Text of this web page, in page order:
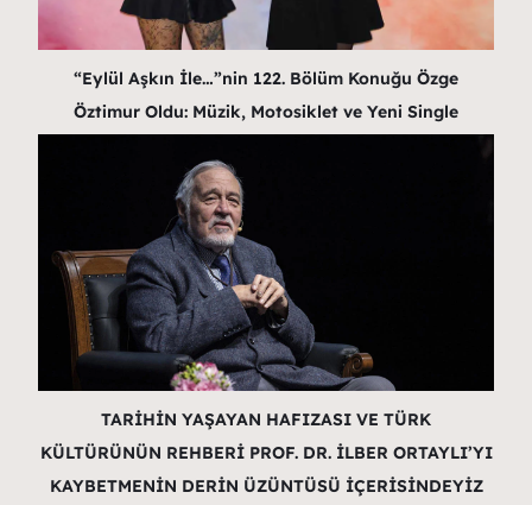
“Eylül Aşkın İle…”nin 122. Bölüm Konuğu Özge
Öztimur Oldu: Müzik, Motosiklet ve Yeni Single
TARİHİN YAŞAYAN HAFIZASI VE TÜRK
KÜLTÜRÜNÜN REHBERİ PROF. DR. İLBER ORTAYLI’YI
KAYBETMENİN DERİN ÜZÜNTÜSÜ İÇERİSİNDEYİZ